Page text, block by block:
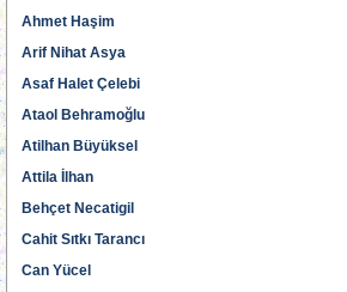
Ahmet Haşim
Arif Nihat Asya
Asaf Halet Çelebi
Ataol Behramoğlu
Atilhan Büyüksel
Attila İlhan
Behçet Necatigil
Cahit Sıtkı Tarancı
Can Yücel